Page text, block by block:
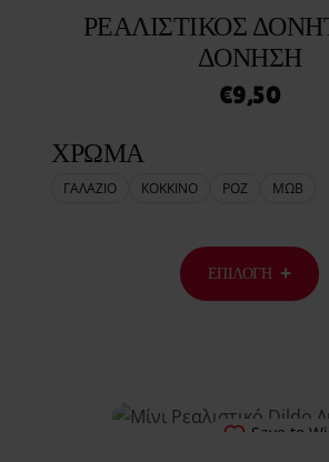
ΡΕΑΛΙΣΤΙΚΌΣ
ΔΌΝΗΣΗ
€9,50
ΧΡΩΜΑ
ΓΑΛΑΖΙΟ ΚΟΚΚΙΝΟ ΡΟΖ ΜΩΒ
ΕΠΙΛΟΓΉ
Save to